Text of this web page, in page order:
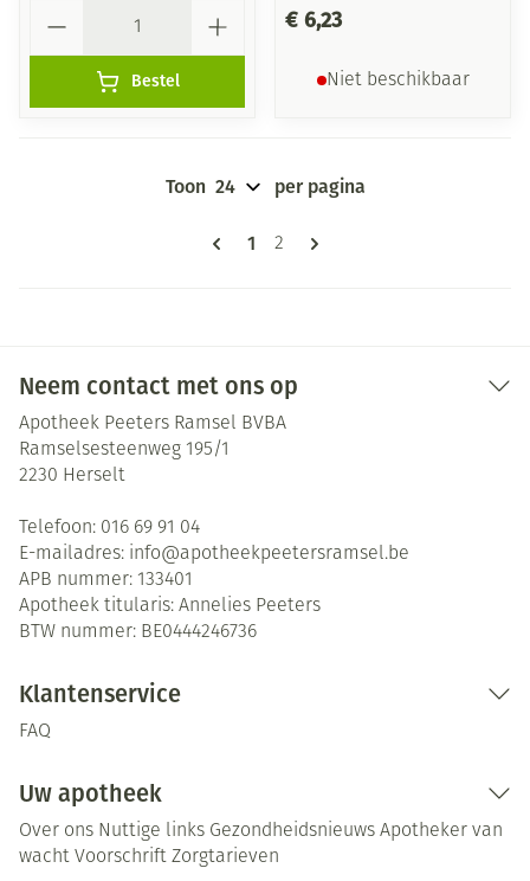
Bestel
€ 6,23
Niet beschikbaar
Pagina's
U lees momenteel pagina
1 Pagina
2
Toon per pagina
Neem contact met ons op
Apotheek Peeters Ramsel BVBA
Ramselsesteenweg 195/1
2230 Herselt
Telefoon: 016 69 91 04
E-mailadres: info@apotheekpeetersramsel.be
APB nummer: 133401
Apotheek titularis: Annelies Peeters
BTW nummer: BE0444246736
Klantenservice
FAQ
Uw apotheek
Over ons Nuttige links Gezondheidsnieuws Apotheker van
wacht Voorschrift Zorgtarieven